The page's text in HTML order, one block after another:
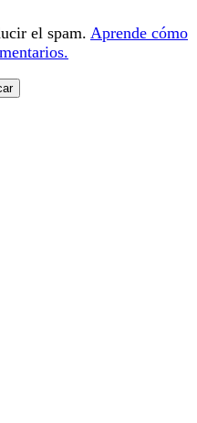
el spam. Aprende cómo